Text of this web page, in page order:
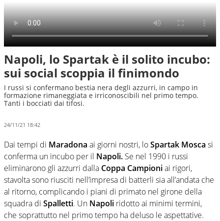
Napoli, lo Spartak è il solito incubo:
sui social scoppia il finimondo
I russi si confermano bestia nera degli azzurri, in campo in
formazione rimaneggiata e irriconoscibili nel primo tempo.
Tanti i bocciati dai tifosi.
24/11/21 18:42
Dai tempi di Maradona ai giorni nostri, loSpartak Mosca si
conferma un incubo per il Napoli. Se nel 1990 i russi
eliminarono gli azzurri dalla Coppa Campioniai rigori,
stavolta sono riusciti nell’impresa di batterli sia all’andata che
al ritorno, complicando i piani di primato nel girone della
squadra di Spalletti. Un Napoli ridotto ai minimi termini,
che soprattutto nel primo tempo ha deluso le aspettative.